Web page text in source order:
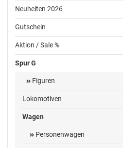
Neuheiten 2026
Gutschein
Aktion / Sale %
Spur G
Figuren
Lokomotiven
Wagen
Personenwagen